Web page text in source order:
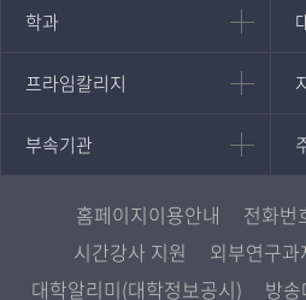
학과
인문과학대학
국어국문학과
영어영문학과
일본학과
사회과학대학
프라임칼리지
프라임칼리지
학사학위과정
평생교육과정
부속기관
부속기관
중앙도서관
원격교육혁신연구원
통합인문학연구소
디지털미디어센터
홈페이지이용안내 전화번
시간강사 지원
외부연구과
대학알리미(대학정보공시)
방